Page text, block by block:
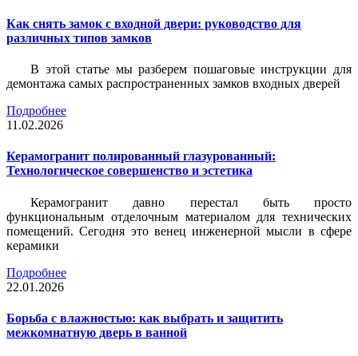
Как снять замок с входной двери: руководство для
различных типов замков
В этой статье мы разберем пошаговые инструкции для
демонтажа самых распространенных замков входных дверей
Подробнее
11.02.2026
Керамогранит полированный глазурованный:
Технологическое совершенство и эстетика
Керамогранит давно перестал быть просто
функциональным отделочным материалом для технических
помещений. Сегодня это венец инженерной мысли в сфере
керамики
Подробнее
22.01.2026
Борьба с влажностью: как выбрать и защитить
межкомнатную дверь в ванной